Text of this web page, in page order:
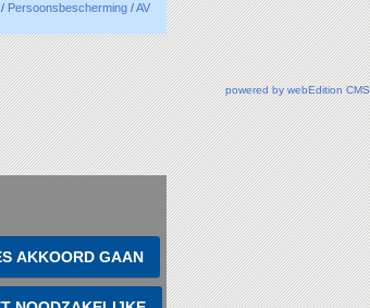
/ Persoonsbescherming /AV
AKKOORD GAAN
powered by webEdition CMS